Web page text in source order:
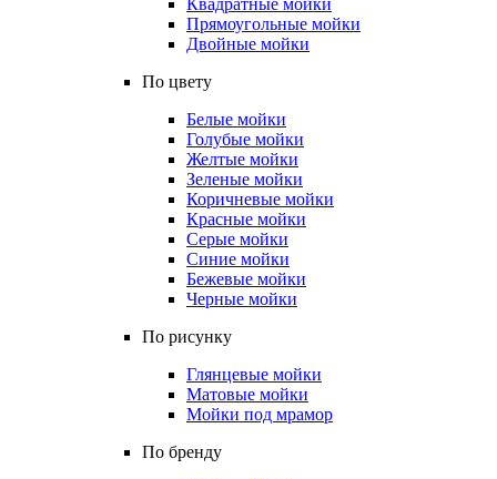
Квадратные мойки
Прямоугольные мойки
Двойные мойки
По цвету
Белые мойки
Голубые мойки
Желтые мойки
Зеленые мойки
Коричневые мойки
Красные мойки
Серые мойки
Синие мойки
Бежевые мойки
Черные мойки
По рисунку
Глянцевые мойки
Матовые мойки
Мойки под мрамор
По бренду